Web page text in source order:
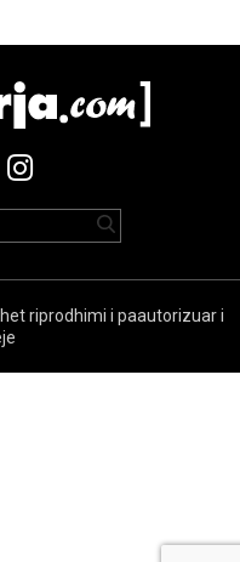
riprodhimi i paautorizuar i